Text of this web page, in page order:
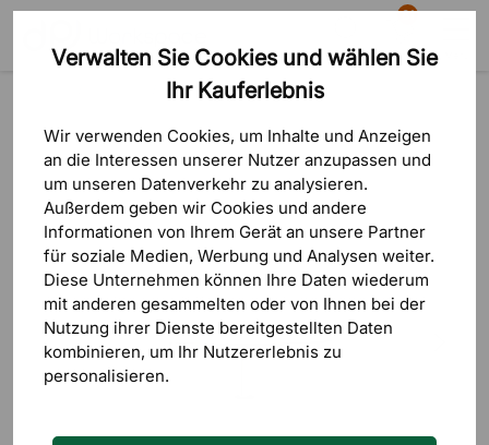
Verwalten Sie Cookies und wählen Sie
Ihr Kauferlebnis
Wir verwenden Cookies, um Inhalte und Anzeigen
an die Interessen unserer Nutzer anzupassen und
um unseren Datenverkehr zu analysieren.
Außerdem geben wir Cookies und andere
Informationen von Ihrem Gerät an unsere Partner
für soziale Medien, Werbung und Analysen weiter.
Diese Unternehmen können Ihre Daten wiederum
mit anderen gesammelten oder von Ihnen bei der
Nutzung ihrer Dienste bereitgestellten Daten
kombinieren, um Ihr Nutzererlebnis zu
personalisieren.
Suche
81
Warenkorb
Konferenzstühle